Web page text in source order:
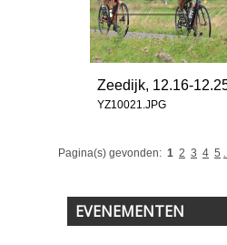
Zeedijk, 12.16-
YZ10021.JPG
Pagina(s) gevonden: 1 2 3 4 5
EVENEMENTEN